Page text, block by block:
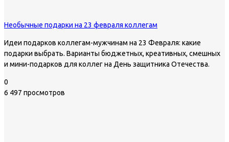
Необычные подарки на 23 февраля коллегам
Идеи подарков коллегам-мужчинам на 23 Февраля: какие
подарки выбрать. Варианты бюджетных, креативных, смешных
и мини-подарков для коллег на День защитника Отечества.
0
6 497 просмотров